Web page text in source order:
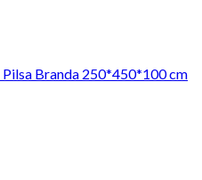
Branda 250*450*100 cm